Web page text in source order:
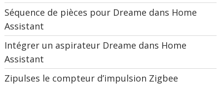
Séquence de pièces pour Dreame dans Home
Assistant
Intégrer un aspirateur Dreame dans Home
Assistant
Zipulses le compteur d’impulsion Zigbee